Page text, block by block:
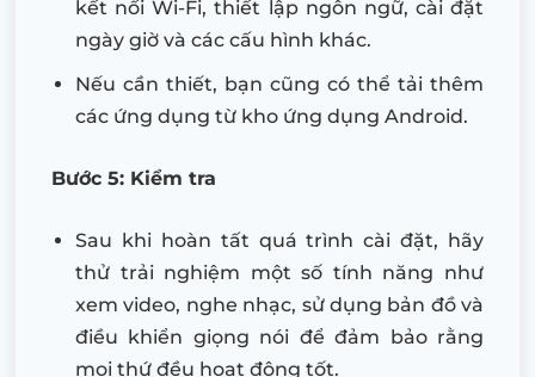
kết nối Wi-Fi, thiết lập ngôn ngữ, cài đặt
ngày giờ và các cấu hình khác.
Nếu cần thiết, bạn cũng có thể tải thêm
các ứng dụng từ kho ứng dụng Android.
Bước 5: Kiểm tra
Sau khi hoàn tất quá trình cài đặt, hãy
thử trải nghiệm một số tính năng như
xem video, nghe nhạc, sử dụng bản đồ và
điều khiển giọng nói để đảm bảo rằng
mọi thứ đều hoạt động tốt.